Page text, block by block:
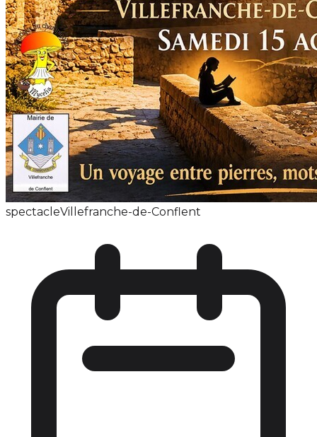
spectacleVillefranche-de-Conflent